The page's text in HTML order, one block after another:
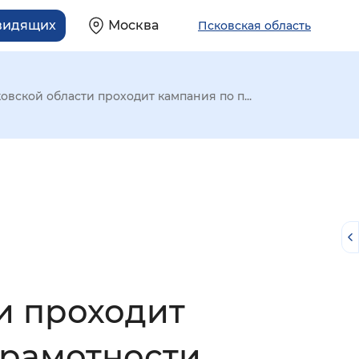
Москва Псковская область
области проходит кампания по п...
проходит